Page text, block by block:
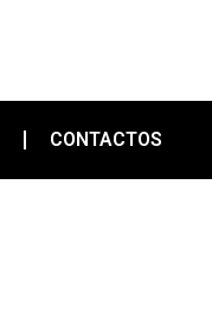
CONTACTOS